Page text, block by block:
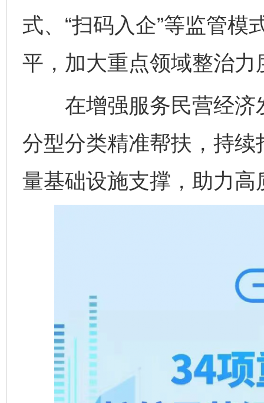
式、“扫码入企”等监管
平，加大重点领域整治
在增强服务民营经济
分型分类精准帮扶，持续
量基础设施支撑，助力高